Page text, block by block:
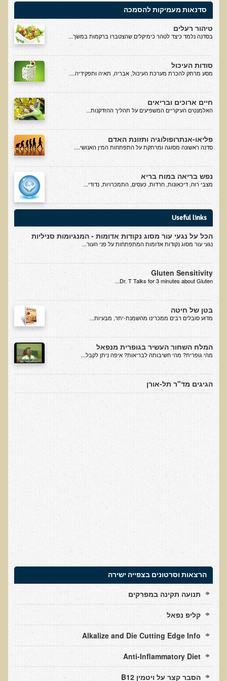
בדיקות מעבדה פונקציונאליות
בדיקת סריקה - חומצות אורגניות בשתן
בדיקת צואה לאיתור מתכות כבדות
בדיקה מקיפה לתפקוד מערכת העיכול
בדיקות לרגישויות לחלבונים
מידע מקצועי לרופאים ומטפלים על בדיקת ה-AMAS
פאנל קרדיו-ווסקולרי - לבריאות מערכת כלי הדם והלב
בדיקת שיער לאיתור מחסור במינרלים
בדיקות גנטיות
בדיקות לאבחון מחסורים וסיכונים
בדיקת דם קליפורד לרגישויות לחומרים דנטאליים
בדיקות לקזיאו-מורפינים וגלוטיאו-מורפינים
שאלות ותשובות למעבדה
דפי מידע
רשימת משאבים לפציינט
רשימת תוצרת מרוססת
רשימת מאכלים המכילים חומצה אוקסלית
דף כספית
תודה לך דוקטור על חוויה נהדרת
אדם ורופא שנותן לי אלטרנטיבה אחרת ממה שהרופאים שפגשתי נתנו
לי
התקווה היחידה כאשר מאובחנים עם סרטן
אנחנו מאושרים מאוד שביצענו ואת הבדיקה וממליצים בחום לכל מי
שסובל לעשות אותה.
הבריאות של כל המשפחה השתפרה
אסירי תודה לך על השבת הבריאות שלנו
תודה דר' עדיאל שהצלת את חיי!
סדנאות מעמיקות להסמכה
טיהור רעלים
בסדנה נלמד כיצד לטהר כימיקלים שהצטברו ברקמות במשך...
סודות העיכול
מסע מרתק להכרת מערכת העיכול, אבריה, תאיה ותפקידיה....
חיים ארוכים ובריאים
האלמנטים העיקריים המשפיעים על תהליך ההזדקנות...
פליאו-אנתרופולוגיה ותזונת האדם
סדנה ראשונה מסוגה ומרתקת על התפתחות המין האנושי....
נפש בריאה במוח בריא
מצבי רוח, דיכאונות, חרדות, כעסים, התמכרויות, נדודי...
Useful links
הכל על נגעי עור מסוג נקודות אדומות - המנגיומות סניליות
נגעי עור מסוג נקודות אדומות המתפתחות על פני העור...
Gluten Sensitivity
Dr. T Talks for 3 minutes about Gluten...
בטן של חיטה
​מדוע סובלים רבים ממכרינו מהשמנת-יתר, מבעיות...
המלח השחור העשיר בגופרית מנפאל
מהי גופרית? מהי חשיבותה לבריאות? איפה ניתן לקבל...
הגיגים מד"ר תל-אורן
הרצאות וסרטונים בצפייה ישירה
תנועה תקינה במפרקים
קליפ נפאל
Alkalize and Die Cutting Edge Info
Anti-Inflammatory Diet
הסבר קצר על ויטמין B12